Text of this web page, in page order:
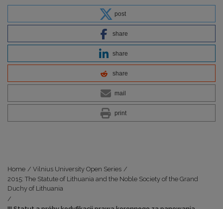
post
share
share
share
mail
print
Home / Vilnius University Open Series /
2015: The Statute of Lithuania and the Noble Society of the Grand
Duchy of Lithuania
/